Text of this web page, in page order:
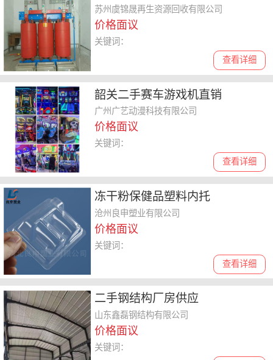
苏州虞锦晟再生资源回收有限公司
价格面议
查看详细
关键词：
韶关二手赛车游戏机直销
广州广艺动漫科技有限公司
价格面议
查看详细
关键词：
冻干粉保健品塑料内托
沧州良申塑业有限公司
价格面议
查看详细
关键词：
二手钢结构厂房供应
山东鑫磊钢结构有限公司
价格面议
关键词：